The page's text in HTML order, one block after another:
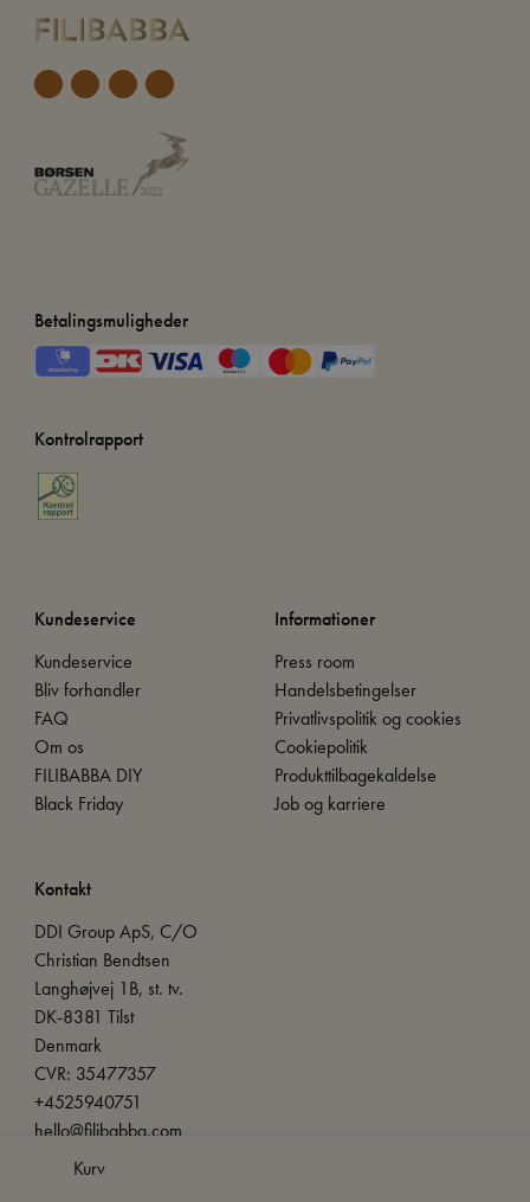
Kurv
Betalingsmuligheder
Kontrolrapport
Kundeservice
Kundeservice
Bliv forhandler
FAQ
Om os
FILIBABBA DIY
Black Friday
Informationer
Press room
Handelsbetingelser
Privatlivspolitik og cookies
Cookiepolitik
Produkttilbagekaldelse
Job og karriere
Kontakt
DDI Group ApS, C/O
Christian Bendtsen
Langhøjvej 1B, st. tv.
DK-8381 Tilst
Denmark
CVR: 35477357
+4525940751
hello@filibabba.com